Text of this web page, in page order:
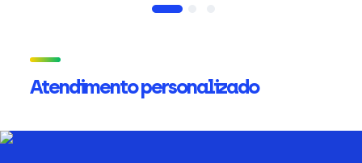
Atendimento personalizado